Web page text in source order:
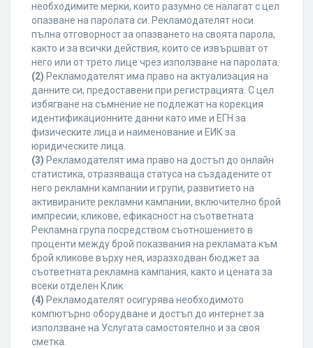
необходимите мерки, които разумно се налагат с цел
опазване на паролата си. Рекламодателят носи
пълна отговорност за опазването на своята парола,
както и за всички действия, които се извършват от
него или от трето лице чрез използване на паролата.
(2) Рекламодателят има право на актуализация на
данните си, предоставени при регистрацията. С цел
избягване на съмнение не подлежат на корекция
идентификационните данни като име и ЕГН за
физическите лица и наименование и ЕИК за
юридическите лица.
(3) Рекламодателят има право на достъп до онлайн
статистика, отразяваща статуса на създадените от
него рекламни кампании и групи, развитието на
активираните рекламни кампании, включително брой
импресии, кликове, ефикасност на съответната
Рекламна група посредством съотношението в
проценти между брой показвания на рекламата към
брой кликове върху нея, изразходван бюджет за
съответната рекламна кампания, както и цената за
всеки отделен Клик.
(4) Рекламодателят осигурява необходимото
компютърно оборудване и достъп до интернет за
използване на Услугата самостоятелно и за своя
сметка.